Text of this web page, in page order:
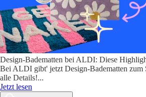
Design-Badematten bei ALDI: Diese
Bei ALDI gibt' jetzt Design-Badematten zum
alle Details!...
Jetzt lesen